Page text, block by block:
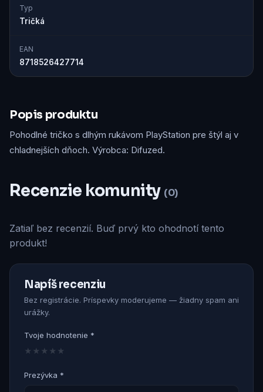
Typ
Tričká
EAN
8718526427714
Popis produktu
Pohodlné tričko s dlhým rukávom PlayStation pre štýl aj v
chladnejších dňoch. Výrobca: Difuzed.
Recenzie komunity (0)
Zatiaľ bez recenzií. Buď prvý kto ohodnotí tento
produkt!
Napíš recenziu
Bez registrácie. Príspevky moderujeme — žiadny spam ani
urážky.
Tvoje hodnotenie *
★
★
★
★
★
Prezývka *